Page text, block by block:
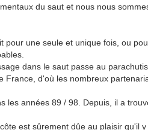
du saut et nous nous
une seule et unique fois, ou
dans le saut passe au
France, d'où les nombreux
les années 89 / 98. Depuis, il a
est sûrement dûe au plaisir qu'il